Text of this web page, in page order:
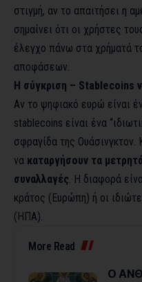
στιγμή, αν το απαιτήσει η
σημαίνει ότι οι χρήστες
έλεγχο πάνω στα χρήματά
αποφάσεων.
Η σύγκριση – Stablecoins
Αν το ψηφιακό ευρώ είναι
stablecoins είναι ένα
σφραγίδα της Ουάσινγκτον.
να καταργήσουν τα
συναλλαγές. Η διαφορά
κράτος (Ευρώπη) ή οι
(ΗΠΑ).
More Read
Ο